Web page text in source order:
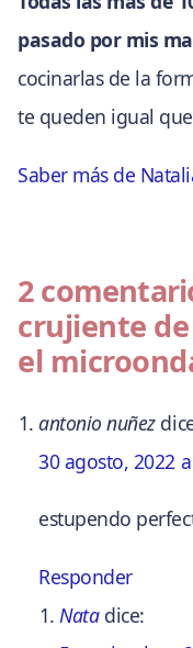
pasado por mis
cocinarlas de la
te queden igual
Saber más de
2
crujiente
el
antonio nuñez
30 agosto, 2022
estupendo
Responder
Nata dice: